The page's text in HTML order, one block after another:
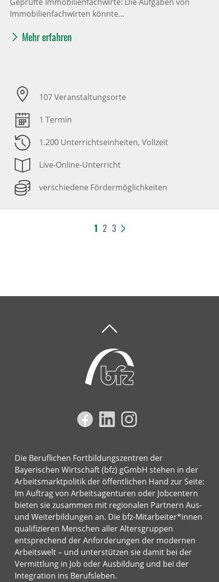
Immobilienfachwirten könnte...
Mehr erfahren
107 Veranstaltungsorte
1 Termin
1.200 Unterrichtseinheiten, Vollzeit
Live-Online-Unterricht
verschiedene Fördermöglichkeiten
1 2 3 >
Die Beruflichen Fortbildungszentren der
Bayerischen Wirtschaft (bfz) gGmbH stehen in der
Arbeitsmarktpolitik der öffentlichen Hand zur Seite:
Im Auftrag von Arbeitsagenturen oder Jobcentern
bieten sie zusammen mit regionalen Partnern Aus-
und Weiterbildungen an. Die bfz-Mitarbeiter*innen
qualifizieren Menschen aller Altersgruppen
entsprechend der Anforderungen der modernen
Arbeitswelt – und unterstützen sie damit bei der
Vermittlung in Job oder Ausbildung und bei der
Integration ins Berufsleben.